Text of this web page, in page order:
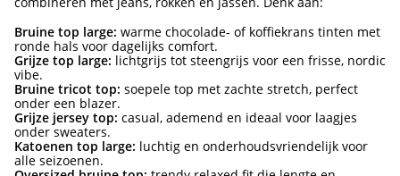
Bruine top large: warme chocolade- of koffiekrans tinten met
ronde hals voor dagelijks comfort.
Grijze top large: lichtgrijs tot steengrijs voor een frisse, nordic
vibe.
Bruine tricot top: soepele top met zachte stretch, perfect
onder een blazer.
Grijze jersey top: casual, ademend en ideaal voor laagjes
onder sweaters.
Katoenen top large: luchtig en onderhoudsvriendelijk voor
alle seizoenen.